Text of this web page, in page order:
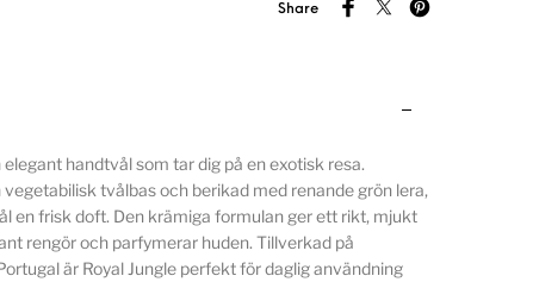
Share
elegant handtvål som tar dig på en exotisk resa.
tvålbas och berikad med renande grön lera,
en frisk doft. Den krämiga formulan ger ett rikt, mjukt
rengör och parfymerar huden. Tillverkad på
är Royal Jungle perfekt för daglig användning